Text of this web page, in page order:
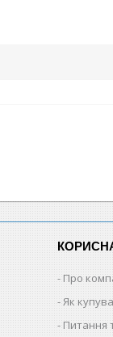
Про
Як
Питання